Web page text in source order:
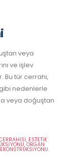
veya
ve işlev
Bu tür cerrahi,
nedenlerle
veya doğuştan
, ESTETIK
,ORGAN